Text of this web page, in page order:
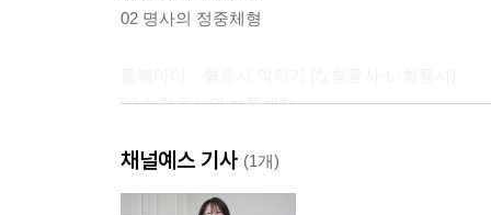
02 명사의 정중체형
03 な형용사의 보통체형
05 쓰임이 어려운 な형용사
06 い형용사의 보통체형
채널예스 기사 (1개)